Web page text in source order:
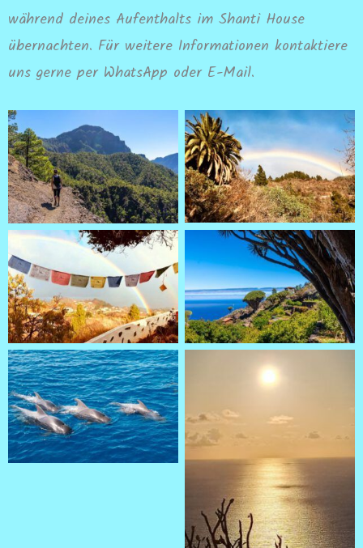
während deines Aufenthalts im Shanti House
übernachten. Für weitere Informationen kontaktiere
uns gerne per WhatsApp oder E-Mail.